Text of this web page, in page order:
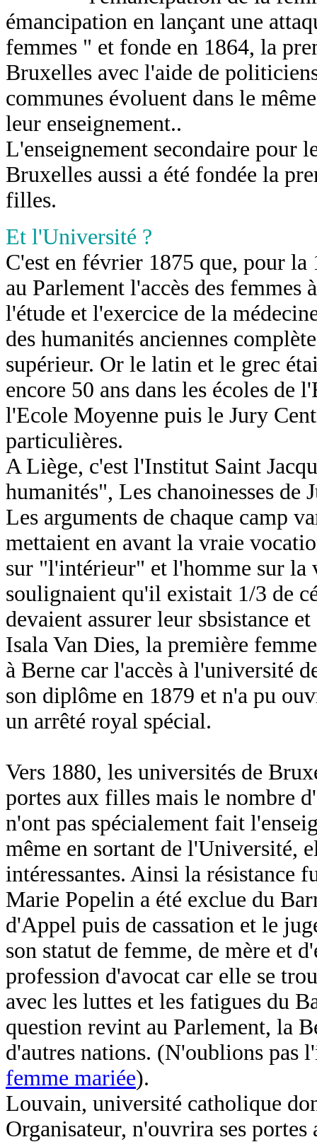
émancipation en lançant une
femmes " et fonde en 1864, la
Bruxelles avec l'aide de
communes évoluent dans le
leur enseignement..
L'enseignement secondaire pour
Bruxelles aussi a été fondée la
filles.
Et l'Université ?
C'est en février 1875 que, pour
au Parlement l'accès des
l'étude et l'exercice de la
des humanités anciennes
supérieur. Or le latin et le grec
encore 50 ans dans les écoles de
l'Ecole Moyenne puis le Jury
particulières.
A Liège, c'est l'Institut Saint
humanités", Les chanoinesses de
Les arguments de chaque camp
mettaient en avant la vraie
sur "l'intérieur" et l'homme sur la
soulignaient qu'il existait 1/3 de
devaient assurer leur sbsistance
Isala Van Dies, la première
à Berne car l'accès à l'université
son diplôme en 1879 et n'a pu
un arrêté royal spécial.
Vers 1880, les universités de
portes aux filles mais le nombre
n'ont pas spécialement fait
même en sortant de l'Université,
intéressantes. Ainsi la résistance
Marie Popelin a été exclue du
d'Appel puis de cassation et le
son statut de femme, de mère et
profession d'avocat car elle se
avec les luttes et les fatigues du
question revint au Parlement, la
d'autres nations. (N'oublions
femme mariée).
Louvain, université catholique
Organisateur, n'ouvrira ses